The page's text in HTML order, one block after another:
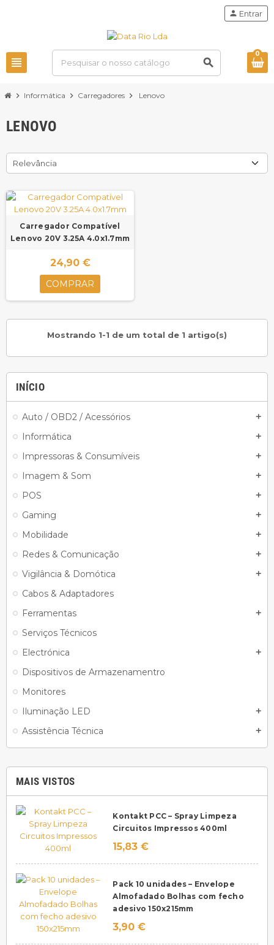
view_headline search
person Entrar
0
chevron_right Informática chevron_right Carregadores chevron_right Lenovo
INÍCIO
Auto / OBD2 / Acessórios add
Informática add
Impressoras & Consumíveis add
Imagem & Som add
POS add
Gaming add
Mobilidade add
Redes & Comunicação add
Vigilância & Domótica add
Cabos & Adaptadores
Ferramentas
add
Serviços Técnicos
Electrónica
add
Dispositivos de Armazenamentro
Monitores
Iluminação LED
add
Assistência Técnica add
MAIS VISTOS
Kontakt PCC – Spray Limpeza
Circuitos Impressos 400ml
15,83 €
Pack 10 unidades – Envelope
Almofadado Bolhas com fecho
adesivo 150x215mm
3,90 €
LENOVO
Relevância
Carregador Compatível
Lenovo 20V 3.25A 4.0x1.7mm
24,90 €
COMPRAR
Mostrando 1-1 de um total de 1 artigo(s)